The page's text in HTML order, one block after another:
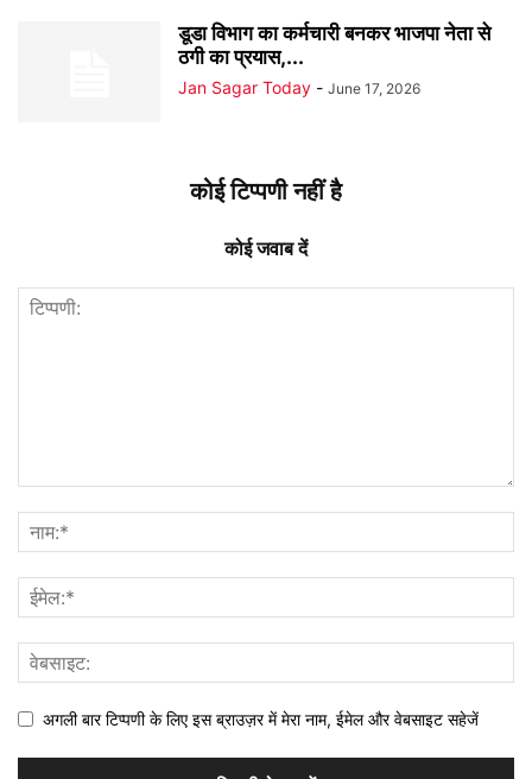
डूडा विभाग का कर्मचारी बनकर भाजपा नेता से
ठगी का प्रयास,...
Jan Sagar Today - June 17, 2026
कोई टिप्पणी नहीं है
कोई जवाब दें
अगली बार टिप्पणी के लिए इस ब्राउज़र में मेरा नाम, ईमेल और वेबसाइट सहेजें